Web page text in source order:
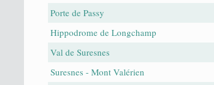
Porte de Passy
Hippodrome de Longchamp
Val de Suresnes
Suresnes - Mont Valérien